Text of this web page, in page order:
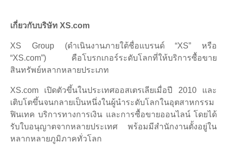
เกี่ยวกับบริษัท XS.com
XS Group (ดำเนินงานภายใต้ชื่อแบรนด์ “XS” หรือ
“XS.com”) คือโบรกเกอร์ระดับโลกที่ให้บริการซื้อขาย
สินทรัพย์หลากหลายประเภท
XS.com เปิดตัวขึ้นในประเทศออสเตรเลียเมื่อปี 2010 และ
เติบโตขึ้นจนกลายเป็นหนึ่งในผู้นำระดับโลกในอุตสาหกรรม
ฟินเทค บริการทางการเงิน และการซื้อขายออนไลน์ โดยได้
รับใบอนุญาตจากหลายประเทศ พร้อมมีสำนักงานตั้งอยู่ใน
หลากหลายภูมิภาคทั่วโลก